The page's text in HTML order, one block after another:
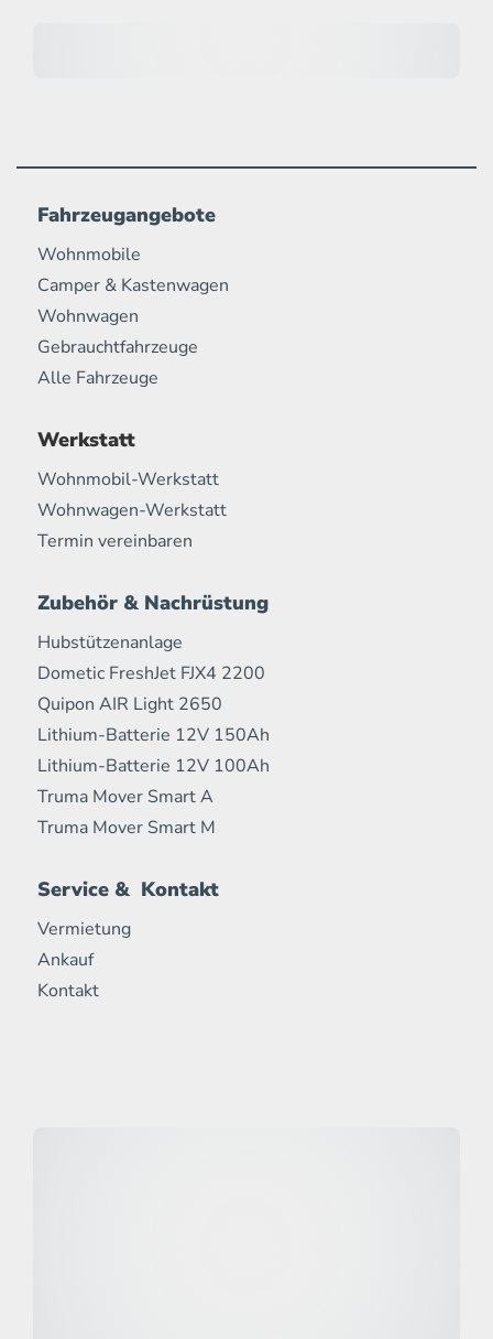
Fahrzeugangebote
Wohnmobile
Camper & Kastenwagen
Wohnwagen
Gebrauchtfahrzeuge
Alle Fahrzeuge
Werkstatt
Wohnmobil-Werkstatt
Wohnwagen-Werkstatt
Termin vereinbaren
Zubehör & Nachrüstung
Hubstützenanlage
Dometic FreshJet FJX4 2200
Quipon AIR Light 2650
Lithium-Batterie 12V 150Ah
Lithium-Batterie 12V 100Ah
Truma Mover Smart A
Truma Mover Smart M
Service & Kontakt
Vermietung
Ankauf
Kontakt